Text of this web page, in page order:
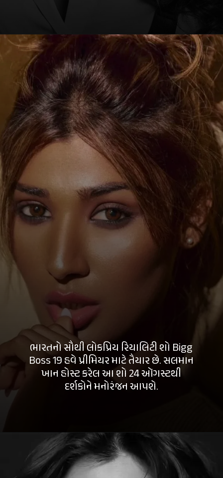
ભારતનો સૌથી લોકપ્રિય રિયાલિટી શો Bigg
Boss 19 હવે પ્રીમિયર માટે તૈયાર છે. સલમાન
ખાન હોસ્ટ કરેલ આ શો 24 ઑગસ્ટથી
દર્શકોને મનોરંજન આપશે.